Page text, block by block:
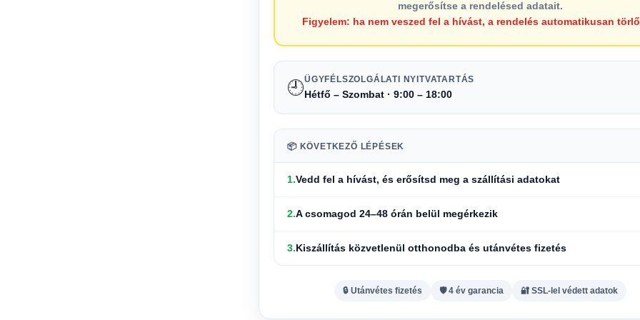
megerősítse a rendelésed adatait.
Figyelem: ha nem veszed fel a hívást, a rendelés automatikusan
🕘ÜGYFÉLSZOLGÁLATI NYITVATARTÁS
Hétfő – Szombat · 9:00 – 18:00
📦 KÖVETKEZŐ LÉPÉSEK
1.Vedd fel a hívást, és erősítsd meg a szállítási adatokat
2.A csomagod 24–48 órán belül megérkezik
3.Kiszállítás közvetlenül otthonodba és utánvétes fizetés
🔒 Utánvétes fizetés 🛡️ 4 év garancia 🔐 SSL-lel védett adatok